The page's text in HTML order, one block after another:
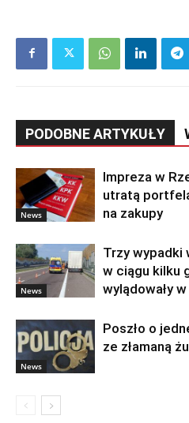
PODOBNE ARTYKUŁY
News
Impreza w
utratą
na zakupy
News
Trzy wypadki
w ciągu kilku
wylądowały
News
Poszło o
ze złamaną